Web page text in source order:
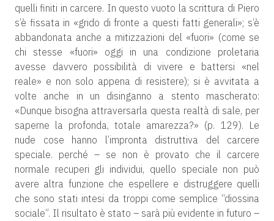
quelli finiti in carcere. In questo vuoto la scrittura di Piero
s’è fissata in «grido di fronte a questi fatti generali»; s’è
abbandonata anche a mitizzazioni del «fuori» (come se
chi stesse «fuori» oggi in una condizione proletaria
avesse davvero possibilità di vivere e battersi «nel
reale» e non solo appena di resistere); si è avvitata a
volte anche in un disinganno a stento mascherato:
«Dunque bisogna attraversarla questa realtà di sale, per
saperne la profonda, totale amarezza?» (p. 129). Le
nude cose hanno l’impronta distruttiva del carcere
speciale. perché – se non è provato che il carcere
normale recuperi gli individui, quello speciale non può
avere altra funzione che espellere e distruggere quelli
che sono stati intesi da troppi come semplice “diossina
sociale”. Il risultato è stato – sarà più evidente in futuro –